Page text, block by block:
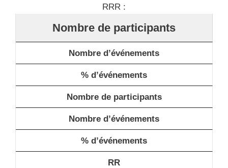
RRR :
Nombre de participants
Nombre d’événements
% d’événements
Nombre de participants
Nombre d’événements
% d’événements
RR